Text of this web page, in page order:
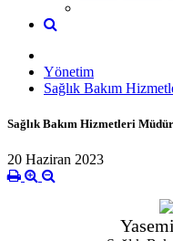
Yönetim
Sağlık Bakım
Sağlık Bakım Hizmetleri
20 Haziran 2023